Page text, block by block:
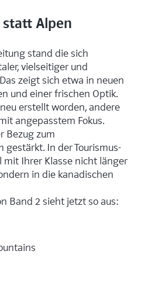
Alpen
stand die sich
vielseitiger und
zeigt sich etwa in neuen
und einer frischen Optik.
erstellt worden, andere
angepasstem Fokus.
Bezug zum
gestärkt. In der Tourismus-
mit Ihrer Klasse nicht länger
in die kanadischen
Band 2 sieht jetzt so aus: